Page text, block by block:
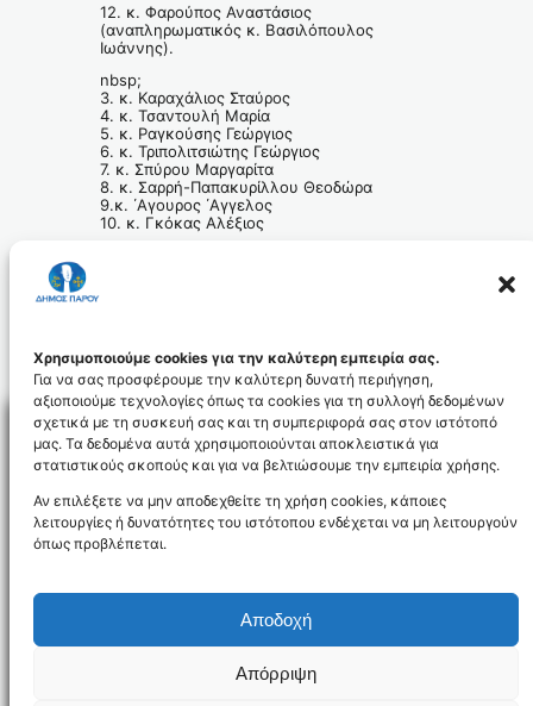
Χρησιμοποιούμε cookies για την καλύτερη εμπειρία σας.
Για να σας προσφέρουμε την καλύτερη δυνατή περιήγηση,
αξιοποιούμε τεχνολογίες όπως τα cookies για τη συλλογή δεδομένων
σχετικά με τη συσκευή σας και τη συμπεριφορά σας στον ιστότοπό
μας. Τα δεδομένα αυτά χρησιμοποιούνται αποκλειστικά για
στατιστικούς σκοπούς και για να βελτιώσουμε την εμπειρία χρήσης.
Αν επιλέξετε να μην αποδεχθείτε τη χρήση cookies, κάποιες
λειτουργίες ή δυνατότητες του ιστότοπου ενδέχεται να μη λειτουργούν
όπως προβλέπεται.
Αποδοχή
Απόρριψη
12. κ. Φαρούπος Αναστάσιος
(αναπληρωματικός κ. Βασιλόπουλος
Ιωάννης).
nbsp;
3. κ. Καραχάλιος Σταύρος
4. κ. Τσαντουλή Μαρία
5. κ. Ραγκούσης Γεώργιος
6. κ. Τριπολιτσιώτης Γεώργιος
7. κ. Σπύρου Μαργαρίτα
8. κ. Σαρρή-Παπακυρίλλου Θεοδώρα
9.κ. ΄Αγουρος ΄Αγγελος
10. κ. Γκόκας Αλέξιος
Ιωάννης).
NEWSLETTER
Δήλωση Προσβασιμότητας